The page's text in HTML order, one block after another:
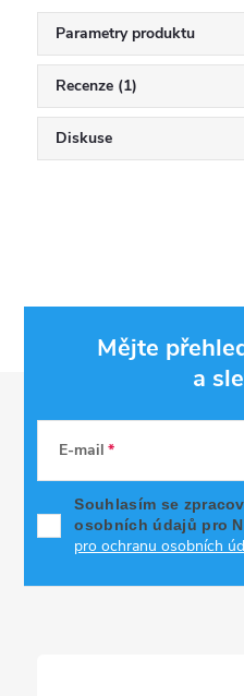
Parametry produktu
Recenze (1)
Diskuse
Mějte
a
E-mail
Souhlasím se
osobních údajů pro
pro ochranu osobních